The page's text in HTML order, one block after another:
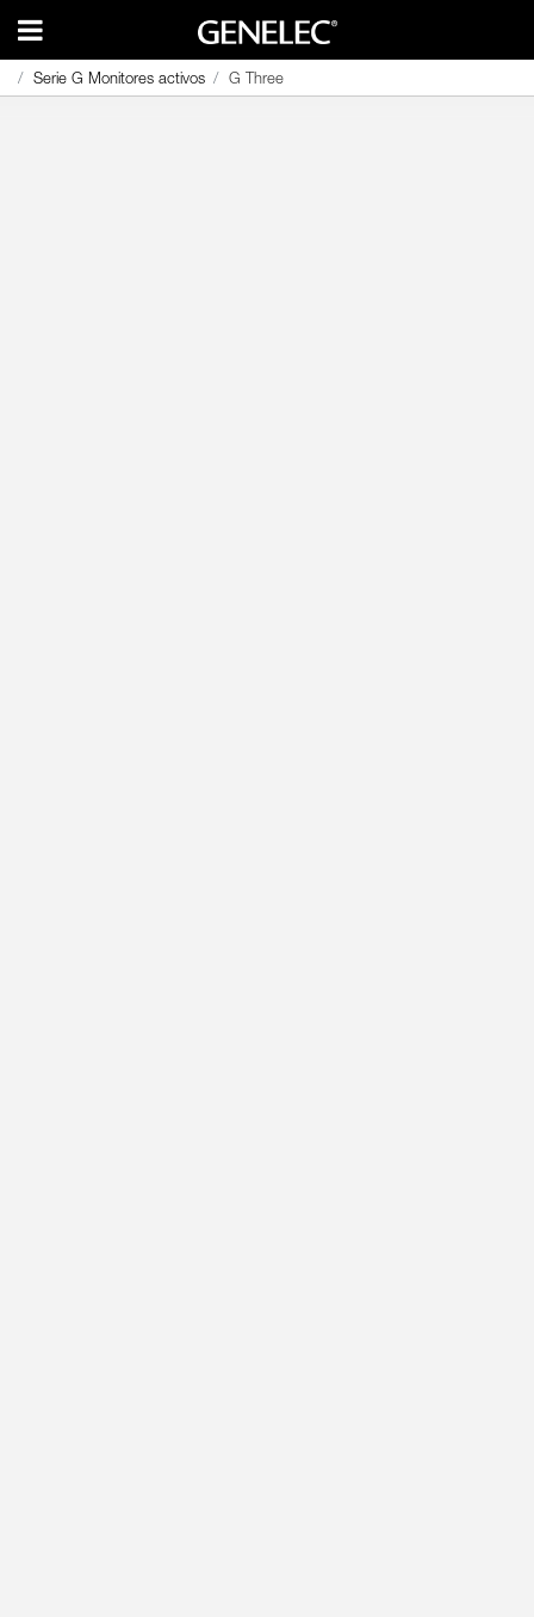
Serie G Monitores activos G Three
Serie G Monitores activos G Three